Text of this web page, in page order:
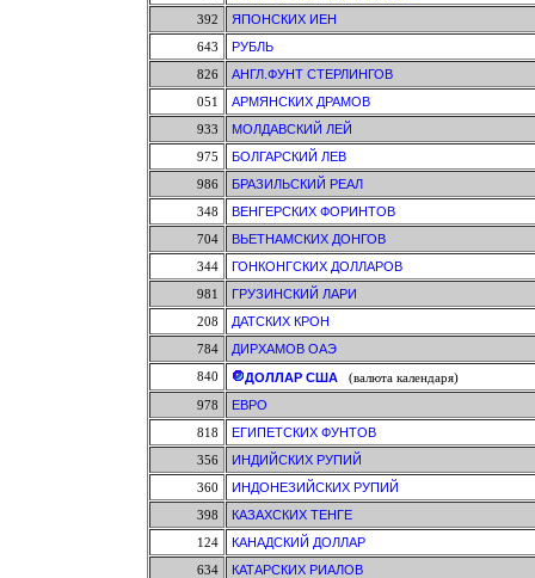
392
ЯПОНСКИХ ИЕН
643
РУБЛЬ
826
АНГЛ.ФУНТ СТЕРЛИНГОВ
051
АРМЯНСКИХ ДРАМОВ
933
МОЛДАВСКИЙ ЛЕЙ
975
БОЛГАРСКИЙ ЛЕВ
986
БРАЗИЛЬСКИЙ РЕАЛ
348
ВЕНГЕРСКИХ ФОРИНТОВ
704
ВЬЕТНАМСКИХ ДОНГОВ
344
ГОНКОНГСКИХ ДОЛЛАРОВ
981
ГРУЗИНСКИЙ ЛАРИ
208
ДАТСКИХ КРОН
784
ДИРХАМОВ ОАЭ
840
ДОЛЛАР США(валюта календаря)
978
ЕВРО
818
ЕГИПЕТСКИХ ФУНТОВ
356
ИНДИЙСКИХ РУПИЙ
360
ИНДОНЕЗИЙСКИХ РУПИЙ
398
КАЗАХСКИХ ТЕНГЕ
124
КАНАДСКИЙ ДОЛЛАР
634
КАТАРСКИХ РИАЛОВ